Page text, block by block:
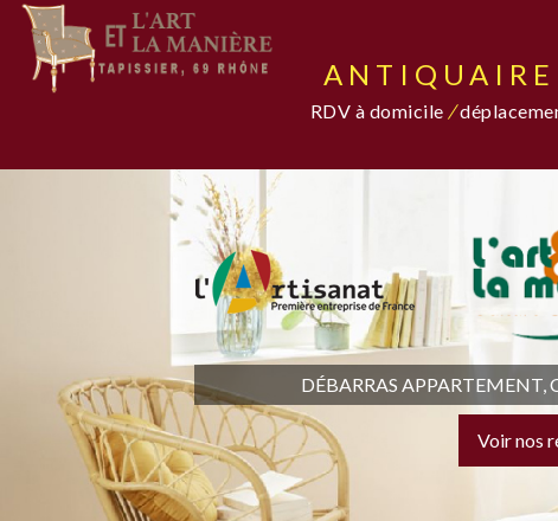
RDV à domicile /
DÉBARRAS APPARTEMENT,
Voir nos